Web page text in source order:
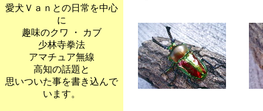
愛犬Ｖａｎとの日常を中心
に
趣味のクワ ・ カブ
少林寺拳法
アマチュア無線
高知の話題と
思いついた事を書き込んで
います。